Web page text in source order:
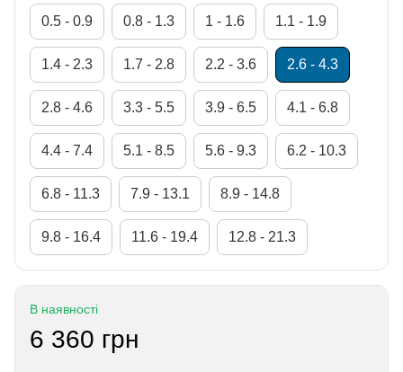
0.5 - 0.9 0.8 - 1.3 1 - 1.6 1.1 - 1.9
1.4 - 2.3 1.7 - 2.8 2.2 - 3.6 2.6 - 4.3
2.8 - 4.6 3.3 - 5.5 3.9 - 6.5 4.1 - 6.8
4.4 - 7.4 5.1 - 8.5 5.6 - 9.3 6.2 - 10.3
6.8 - 11.3 7.9 - 13.1 8.9 - 14.8
9.8 - 16.4 11.6 - 19.4 12.8 - 21.3
В наявності
6 360 грн